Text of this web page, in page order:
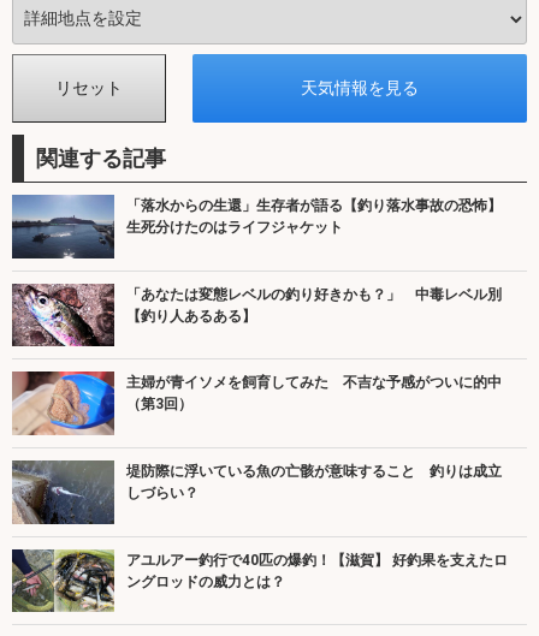
関連する記事
「落水からの生還」生存者が語る【釣り落水事故の恐怖】
生死分けたのはライフジャケット
「あなたは変態レベルの釣り好きかも？」 中毒レベル別
【釣り人あるある】
主婦が青イソメを飼育してみた 不吉な予感がついに的中
（第3回）
堤防際に浮いている魚の亡骸が意味すること 釣りは成立
しづらい？
アユルアー釣行で40匹の爆釣！【滋賀】 好釣果を支えたロ
ングロッドの威力とは？